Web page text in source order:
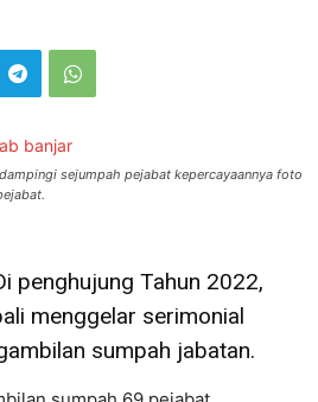
sejumpah pejabat kepercayaannya foto
penghujung Tahun 2022,
menggelar serimonial
sumpah jabatan.